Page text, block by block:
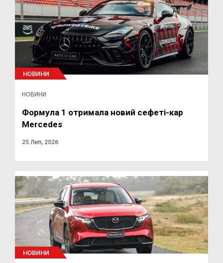
НОВИНИ
НОВИНИ
Формула 1 отримала новий сефеті-кар
Mercedes
25 Лип, 2026
НОВИНИ